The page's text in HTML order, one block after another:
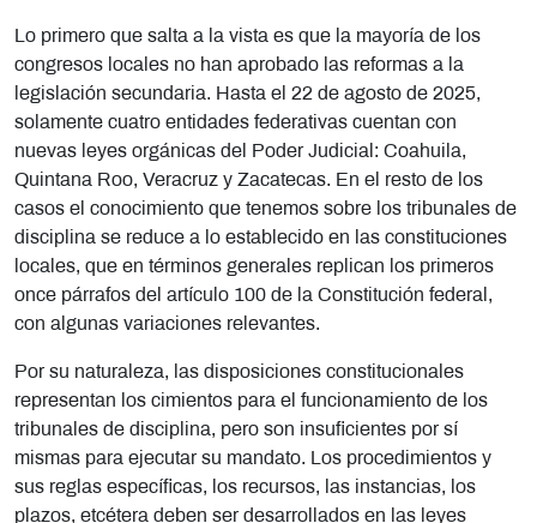
Lo primero que salta a la vista es que la mayoría de los
congresos locales no han aprobado las reformas a la
legislación secundaria. Hasta el 22 de agosto de 2025,
solamente cuatro entidades federativas cuentan con
nuevas leyes orgánicas del Poder Judicial: Coahuila,
Quintana Roo, Veracruz y Zacatecas. En el resto de los
casos el conocimiento que tenemos sobre los tribunales de
disciplina se reduce a lo establecido en las constituciones
locales, que en términos generales replican los primeros
once párrafos del artículo 100 de la Constitución federal,
con algunas variaciones relevantes.
Por su naturaleza, las disposiciones constitucionales
representan los cimientos para el funcionamiento de los
tribunales de disciplina, pero son insuficientes por sí
mismas para ejecutar su mandato. Los procedimientos y
sus reglas específicas, los recursos, las instancias, los
plazos, etcétera deben ser desarrollados en las leyes